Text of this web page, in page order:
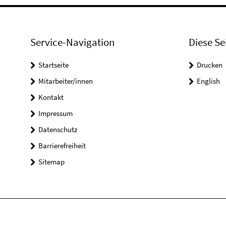
Service-Navigation
Startseite
Mitarbeiter/innen
Kontakt
Impressum
Datenschutz
Barrierefreiheit
Sitemap
Diese
Drucken
English